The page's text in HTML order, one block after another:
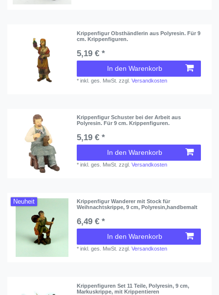
Krippenfigur Obsthändlerin aus Polyresin. Für 9
cm. Krippenfiguren.
5,19 € *
In den Warenkorb
*inkl. ges. MwSt. zzgl.Versandkosten
Krippenfigur Schuster bei der Arbeit aus
Polyresin. Für 9 cm. Krippenfiguren.
5,19 € *
In den Warenkorb
*inkl. ges. MwSt. zzgl.Versandkosten
Neuheit
Krippenfigur Wanderer mit Stock für
Weihnachtskrippe, 9 cm, Polyresin,handbemalt
6,49 € *
In den Warenkorb
*inkl. ges. MwSt. zzgl.Versandkosten
Krippenfiguren Set 11 Teile, Polyresin, 9 cm,
Markuskrippe, mit Krippentieren